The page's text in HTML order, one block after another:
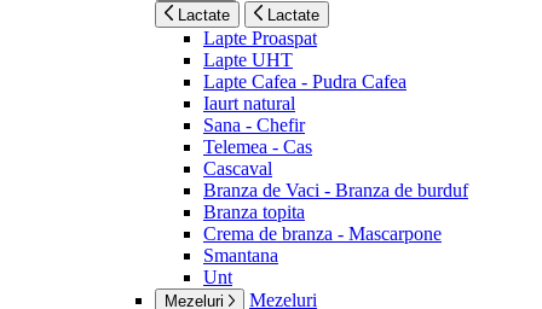
Lactate Lactate
Lapte Proaspat
Lapte UHT
Lapte Cafea - Pudra Cafea
Iaurt natural
Sana - Chefir
Telemea - Cas
Cascaval
Branza de Vaci - Branza de burduf
Branza topita
Crema de branza - Mascarpone
Smantana
Unt
Mezeluri Mezeluri